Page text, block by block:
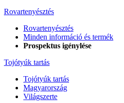
Rovartenyésztés
Rovartenyésztés
Minden információ és termék
Prospektus igénylése
Tojótyúk tartás
Tojótyúk tartás
Magyarország
Világszerte